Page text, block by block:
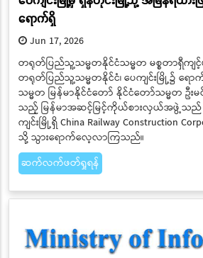
ရောက်ရှိ
Jun 17, 2026
တရုတ်ပြည်သူ့သမ္မတနိုင်ငံသမ္မတ မစ္စတာရှီကျင့်
တရုတ်ပြည်သူ့သမ္မတနိုင်ငံ၊ ပေကျင်းမြို့၌ ရေ
သမ္မတ မြန်မာနိုင်ငံတော် နိုင်ငံတော်သမ္မတ ဦး
သည့် မြန်မာအဆင့်မြင့်ကိုယ်စားလှယ်အဖွဲ့သည်
ကျင်းမြို့ရှိ China Railway Construction
သို့ သွားရောက်လေ့လာကြသည်။
ဆက်လက်ဖတ်ရှုရန်